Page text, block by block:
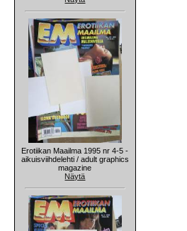
Erotiikan Maailma 1995 nr 4-5 -
aikuisviihdelehti / adult graphics
magazine
Näytä